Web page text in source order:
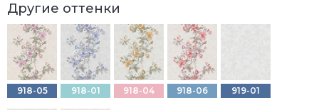
Другие оттенки
918-05 918-01 918-04 918-06 919-01